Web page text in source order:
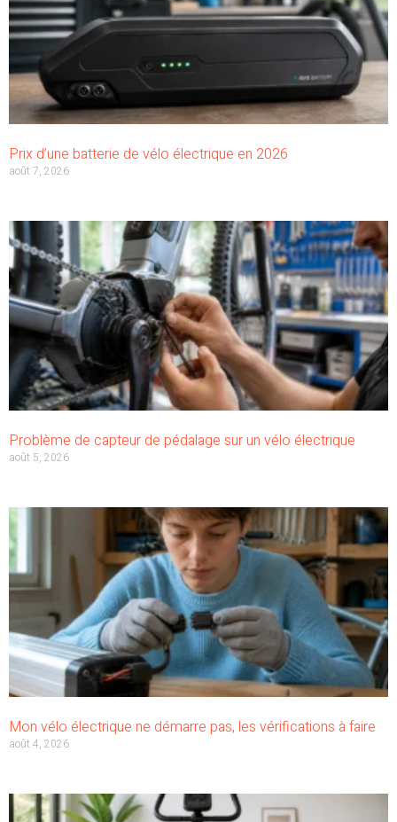
Prix d’une batterie de vélo électrique en 2026
août 7, 2026
Problème de capteur de pédalage sur un vélo électrique
août 5, 2026
Mon vélo électrique ne démarre pas, les vérifications à faire
août 4, 2026